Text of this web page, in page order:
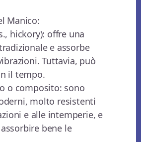
Manico:
hickory): offre una
e assorbe
Tuttavia, può
il tempo.
o composito: sono
molto resistenti
e alle intemperie, e
bene le